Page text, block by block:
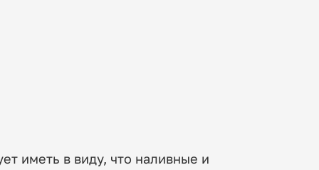
иметь в виду, что наливные и